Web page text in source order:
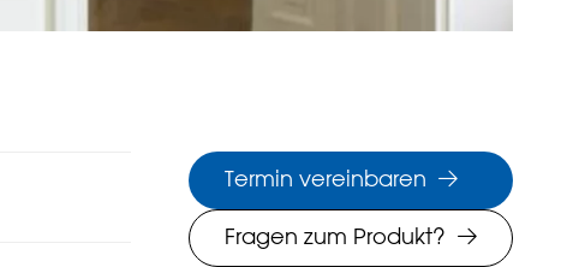
Termin vereinbaren
Fragen zum Produkt?